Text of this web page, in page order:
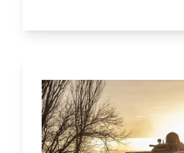
pendidikan nonformal
kemampuan, dan tujuan
kesempatan kali ini,
Tentang institusi
surveinya!